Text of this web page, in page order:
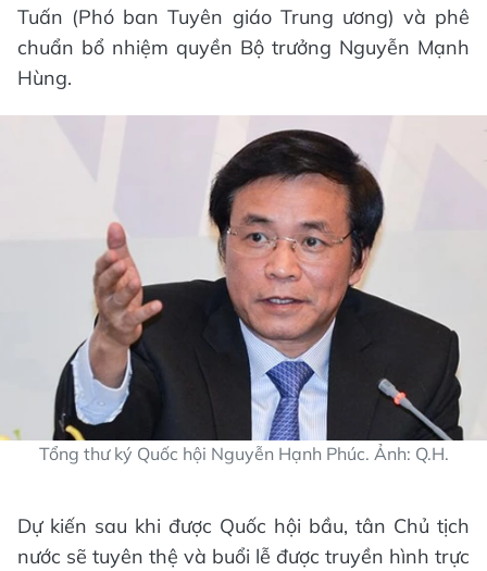
Tuấn (Phó ban Tuyên giáo Trung ương) và phê
chuẩn bổ nhiệm quyền Bộ trưởng Nguyễn Mạnh
Hùng.
Tổng thư ký Quốc hội Nguyễn Hạnh Phúc. Ảnh: Q.H.
Dự kiến sau khi được Quốc hội bầu, tân Chủ tịch
nước sẽ tuyên thệ và buổi lễ được truyền hình trực